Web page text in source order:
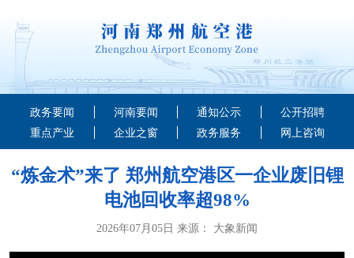
政务要闻 河南要闻 通知公示
公开招聘
重点产业
企业之窗 政务服务 网上咨询
“炼金术”来了 郑州航空港区一企业废旧锂
电池回收率超98%
2026年07月05日 来源： 大象新闻